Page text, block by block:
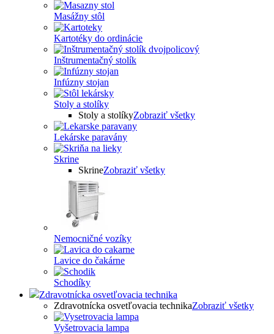
Masážny stôl
Kartotéky do ordinácie
Inštrumentačný stolík
Infúzny stojan
Stoly a stolíky
Stoly a stolíkyZobraziť všetky
Lekárske paravány
Skrine
SkrineZobraziť všetky
Nemocničné vozíky
Lavice do čakárne
Schodíky
Zdravotnícka osvetľovacia technika
Zdravotnícka osvetľovacia technikaZobraziť všetky
Vyšetrovacia lampa